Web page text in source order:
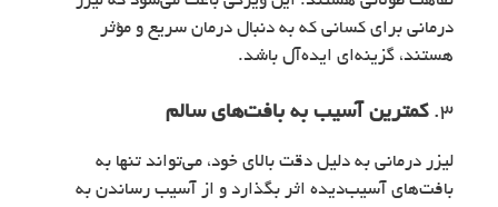
درمانی برای کسانی که به دنبال درمان سریع و مؤثر
هستند، گزینه‌ای ایده‌آل باشد.
3. کمترین آسیب به بافت‌های سالم
لیزر درمانی به دلیل دقت بالای خود، می‌تواند تنها به
بافت‌های آسیب‌دیده اثر بگذارد و از آسیب رساندن به